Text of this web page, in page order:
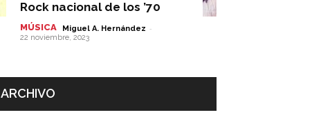
Rock nacional de los ’70
MÚSICA Miguel A. Hernández -
22 noviembre, 2023
ARCHIVO